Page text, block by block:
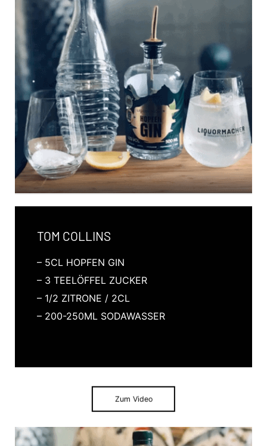
TOM COLLINS
– 5CL HOPFEN GIN
– 3 TEELÖFFEL ZUCKER
– 1/2 ZITRONE / 2CL
– 200-250ML SODAWASSER
Zum Video